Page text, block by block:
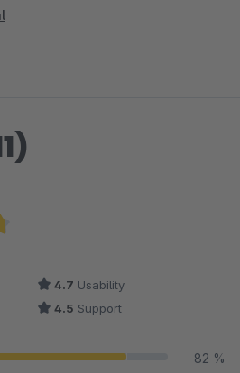
out of 5 stars
4.7 Usability
4.5 Support
82 %